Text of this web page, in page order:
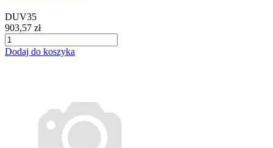
DUV35
903,57 zł
Dodaj do koszyka